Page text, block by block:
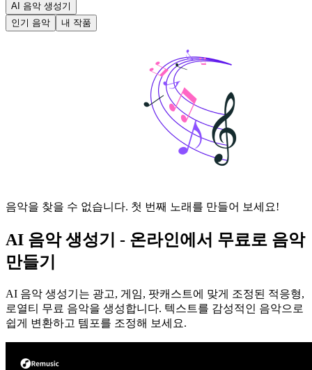
AI 음악 생성기
인기 음악
내 작품
음악을 찾을 수 없습니다. 첫 번째 노래를 만들어 보세요!
AI 음악 생성기 - 온라인에서 무료로 음악
만들기
AI 음악 생성기는 광고, 게임, 팟캐스트에 맞게 조정된 적응형,
로열티 무료 음악을 생성합니다. 텍스트를 감성적인 음악으로
쉽게 변환하고 템포를 조정해 보세요.